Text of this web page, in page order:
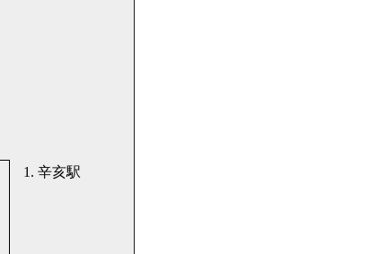
1. 辛亥駅